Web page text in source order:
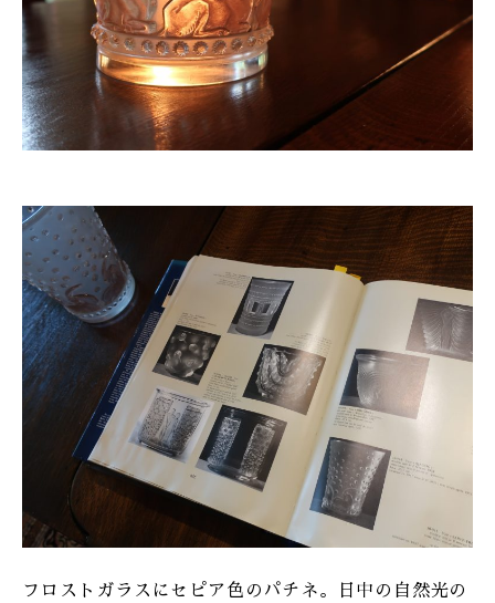
フロストガラスにセピア色のパチネ。日中の自然光の